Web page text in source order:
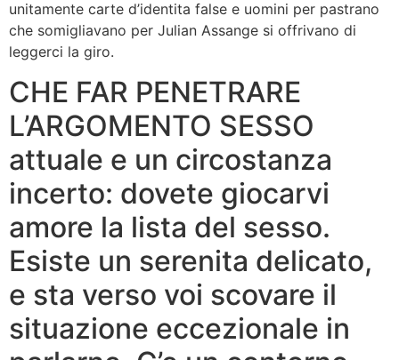
unitamente carte d’identita false e uomini per pastrano
che somigliavano per Julian Assange si offrivano di
leggerci la giro.
CHE FAR PENETRARE
L’ARGOMENTO SESSO
attuale e un circostanza
incerto: dovete giocarvi
amore la lista del sesso.
Esiste un serenita delicato,
e sta verso voi scovare il
situazione eccezionale in